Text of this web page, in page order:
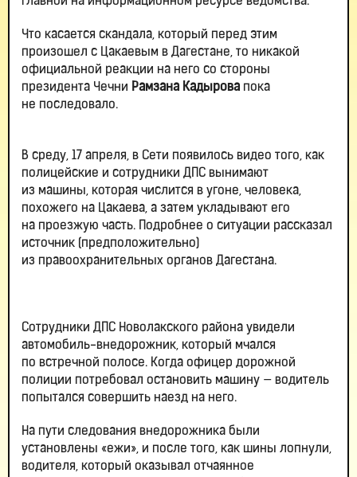
Что касается скандала, который перед этим
произошел с Цакаевым в Дагестане, то никакой
официальной реакции на него со стороны
президента Чечни Рамзана Кадырова пока
не последовало.
В среду, 17 апреля, в Сети появилось видео того, как
полицейские и сотрудники ДПС вынимают
из машины, которая числится в угоне, человека,
похожего на Цакаева, а затем укладывают его
на проезжую часть. Подробнее о ситуации рассказал
источник (предположительно)
из правоохранительных органов Дагестана.
Сотрудники ДПС Новолакского района увидели
автомобиль-внедорожник, который мчался
по встречной полосе. Когда офицер дорожной
полиции потребовал остановить машину — водитель
попытался совершить наезд на него.
На пути следования внедорожника были
установлены «ежи», и после того, как шины лопнули,
водителя, который оказывал отчаянное